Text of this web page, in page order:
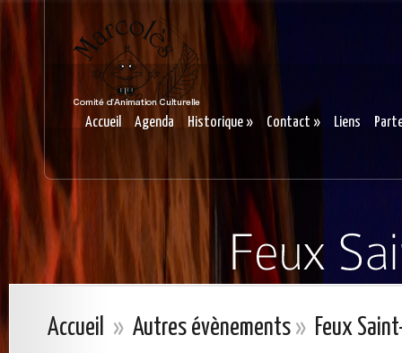
Accueil Agenda Historique » Contact » Liens
Accueil » Autres évènements » Feux